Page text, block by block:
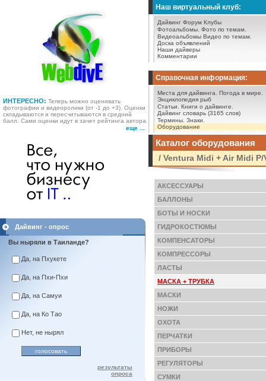
ИНТЕРЕСНО: Теперь можно оценивать
фотографии и видеоролики (от -1 до +3). Оценки
складываются и пересчитываются в средний
балл. Сами оценки идут в зачет рейтинга автора.
еще ...
Наш виртуальный клуб:
Дайвинг Форум Клубы
Фотоальбомы. Фото по темам.
Видеоальбомы Видео по темам.
Доска объявлений
Наши дайверы
Комментарии
Справочная информация:
Места для дайвинга.
Погода в мире.
Энциклопедия рыб
Статьи.
Книги о дайвинге.
Дайвинг словарь (3165 слов)
Термины. Знаки.
Оборудование
Дайвинг - опрос
Вы ныряли в Таиланде?
Да, на Пхукете
Да, на Пхи-Пхи
Да, на Самуи
Да, на Ко Тао
Нет, не нырял
результаты
опроса
Каталог оборудования
/ Ventura Midi + Air Midi P/
АКСЕССУАРЫ
БАЛЛОНЫ
БОТЫ И НОСКИ
ГИДРОКОСТЮМЫ
КОМПЕНСАТОРЫ
КОМПРЕССОРЫ
ЛАСТЫ
МАСКА + ТРУБКА
МАСКИ
НОЖИ
ОХОТА
ПЕРЧАТКИ
ПРИБОРЫ
РЕГУЛЯТОРЫ
СУМКИ